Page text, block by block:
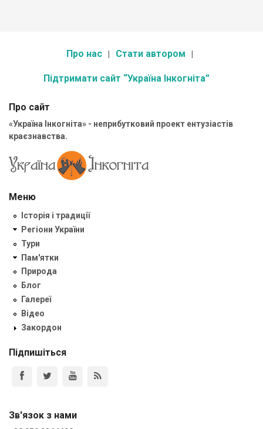
Про нас Стати автором
Підтримати сайт “Україна Інкогніта”
Про сайт
«Україна Інкогніта» - неприбутковий проект ентузіастів
краєзнавства.
Меню
Історія і традиції
Регіони України
Тури
Пам'ятки
Природа
Блог
Галереї
Відео
Закордон
Підпишіться
Зв'язок з нами